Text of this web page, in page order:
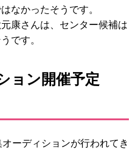
なかったそうです。
康さんは、センター候補は
です。
ョン開催予定
ーディションが行われてき